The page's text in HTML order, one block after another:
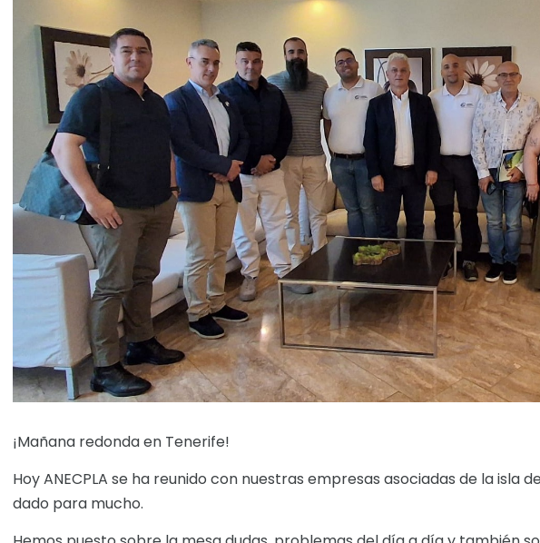
¡Mañana redonda en Tenerife!
Hoy ANECPLA se ha reunido con nuestras empresas asociadas de la isla
dado para mucho.